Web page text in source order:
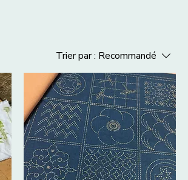
Trier par : Recommandé